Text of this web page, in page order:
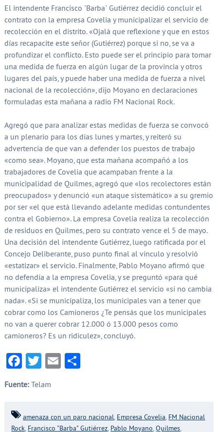
El intendente Francisco `Barba` Gutiérrez decidió concluir el
contrato con la empresa Covelia y municipalizar el servicio de
recolección en el distrito. «Ojalá que reflexione y que en estos
días recapacite este señor (Gutiérrez) porque si no, se va a
profundizar el conflicto. Esto puede ser el principio para tomar
una medida de fuerza en algún lugar de la provincia y otros
lugares del país, y puede haber una medida de fuerza a nivel
nacional de la recolección», dijo Moyano en declaraciones
formuladas esta mañana a radio FM Nacional Rock.
Agregó que para analizar estas medidas de fuerza se convocó
a un plenario para los días lunes y martes, y reiteró su
advertencia de que van a defender los puestos de trabajo
«como sea». Moyano, que esta mañana acompañó a los
trabajadores de Covelia que acampaban frente a la
municipalidad de Quilmes, agregó que «los recolectores están
preocupados» y denunció «un ataque sistemático» a su gremio
por ser «el que está llevando adelante medidas contundentes
contra el Gobierno». La empresa Covelia realiza la recolección
de residuos en Quilmes, pero su contrato vence el 5 de mayo.
Una decisión del intendente Gutiérrez, luego ratificada por el
Concejo Deliberante, puso punto final al vínculo y resolvió
«estatizar» el servicio. Finalmente, Pablo Moyano afirmó que
no defendía a la empresa Covelia, y se preguntó «para qué
municipaliza» el intendente Gutiérrez el servicio «si no cambia
nada». «Si se municipaliza, los municipales van a tener que
cobrar como los Camioneros ¿Te pensás que los municipales
no van a querer cobrar 12.000 ó 13.000 pesos como
camioneros? Es un ridiculez», concluyó.
Facebook
Twitter
EmailCompartir
Fuente:Telam
amenaza con un paro nacional, Empresa Covelia, FM Nacional
Rock, Francisco "Barba" Gutiérrez, Pablo Moyano,Quilmes,